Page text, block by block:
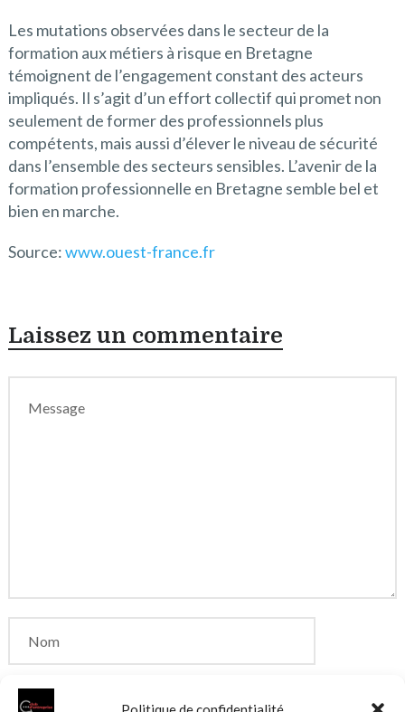
Les mutations observées dans le secteur de la
formation aux métiers à risque en Bretagne
témoignent de l’engagement constant des acteurs
impliqués. Il s’agit d’un effort collectif qui promet non
seulement de former des professionnels plus
compétents, mais aussi d’élever le niveau de sécurité
dans l’ensemble des secteurs sensibles. L’avenir de la
formation professionnelle en Bretagne semble bel et
bien en marche.
Source:www.ouest-france.fr
Laissez un commentaire